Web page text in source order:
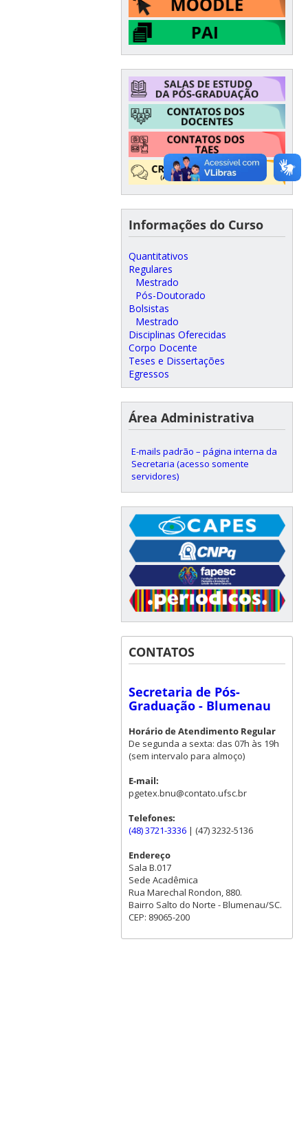
Informações do Curso
Quantitativos
Regulares
Mestrado
Pós-Doutorado
Bolsistas
Mestrado
Disciplinas Oferecidas
Corpo Docente
Teses e Dissertações
Egressos
Área Administrativa
E-mails padrão – página interna da
Secretaria (acesso somente
servidores)
CONTATOS
Secretaria de Pós-
Graduação - Blumenau
Horário de Atendimento Regular
De segunda a sexta: das 07h às 19h
(sem intervalo para almoço)
E-mail:
pgetex.bnu@contato.ufsc.br
Telefones:
(48) 3721-3336| (47) 3232-5136
Endereço
Sala B.017
Sede Acadêmica
Rua Marechal Rondon, 880.
Bairro Salto do Norte - Blumenau/SC.
CEP: 89065-200